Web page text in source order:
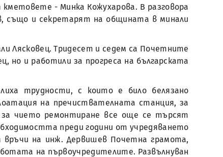
- Минка Кожухарова. В разговора
също и секретарят на общината в минали
Лясковец. Тридесет и седем са Почетните
но и работили за прогреса на българската
трудности, с които е било белязано
на пречиствателната станция, за
за чието ремонтиране все още се търсят
преди години от учредяването
на инж. Дервишев Почетна грамота,
на първоучредителите. Развълнуван